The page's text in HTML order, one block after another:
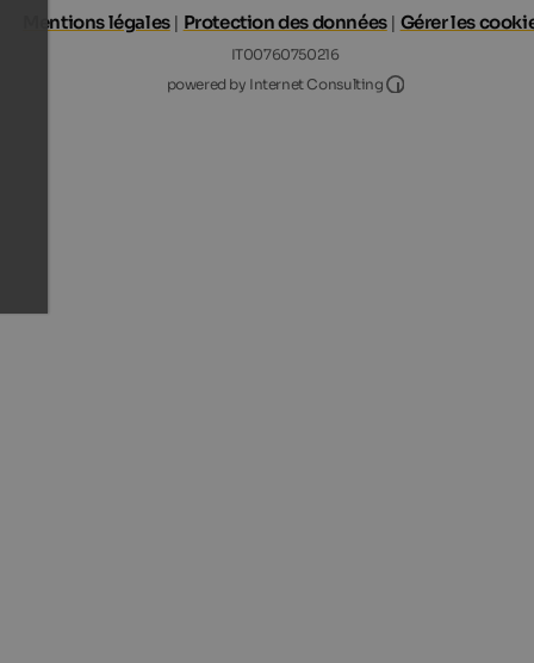
Mentions légales| Protection des données| Gérer les
IT00760750216
powered by Internet Consulting
Internet